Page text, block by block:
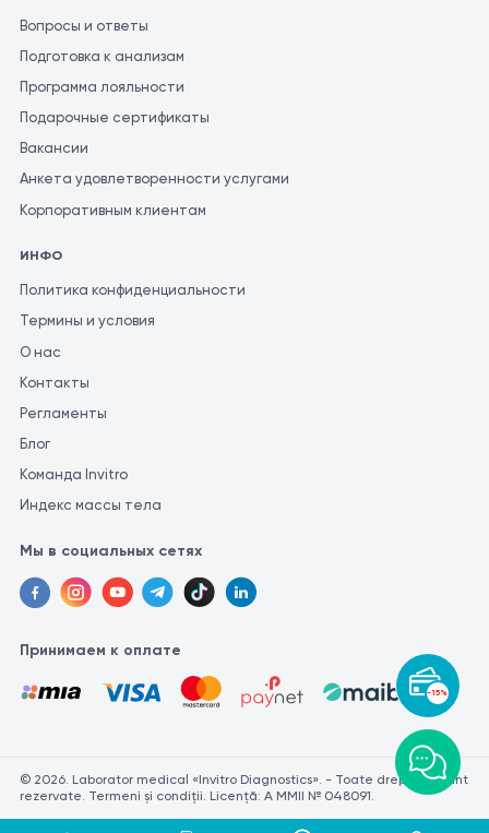
-15%
Вопросы и ответы
Подготовка к анализам
Программа лояльности
Подарочные сертификаты
Вакансии
Анкета удовлетворенности услугами
Корпоративным клиентам
ИНФО
Политика конфиденциальности
Термины и условия
О нас
Контакты
Регламенты
Блог
Команда Invitro
Индекс массы тела
Мы в социальных сетях
Принимаем к оплате
© 2026. Laborator medical «Invitro Diagnostics». - Toate drepturile sunt
rezervate. Termeni și condiții. Licență: A MMII № 048091.